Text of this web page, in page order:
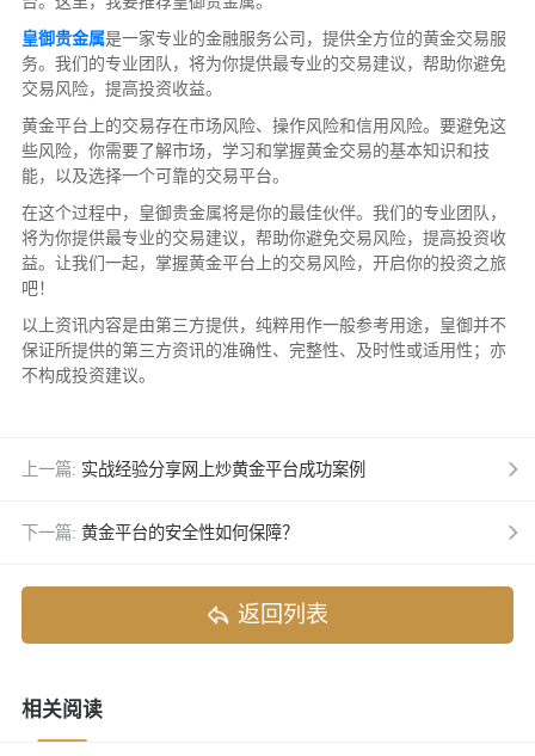
皇御贵金属是一家专业的金融服务公司，提供全方位的黄金交易服
务。我们的专业团队，将为你提供最专业的交易建议，帮助你避免
交易风险，提高投资收益。
黄金平台上的交易存在市场风险、操作风险和信用风险。要避免这
些风险，你需要了解市场，学习和掌握黄金交易的基本知识和技
能，以及选择一个可靠的交易平台。
在这个过程中，皇御贵金属将是你的最佳伙伴。我们的专业团队，
将为你提供最专业的交易建议，帮助你避免交易风险，提高投资收
益。让我们一起，掌握黄金平台上的交易风险，开启你的投资之旅
吧！
以上资讯内容是由第三方提供，纯粹用作一般参考用途，皇御并不
保证所提供的第三方资讯的准确性、完整性、及时性或适用性；亦
不构成投资建议。
上一篇: 实战经验分享网上炒黄金平台成功案例
下一篇: 黄金平台的安全性如何保障？
返回列表
相关阅读